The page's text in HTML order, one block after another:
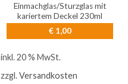
Einmachglas/Sturzglas mit
kariertem Deckel 230ml
€1,00
inkl. 20 % MwSt.
zzgl.Versandkosten